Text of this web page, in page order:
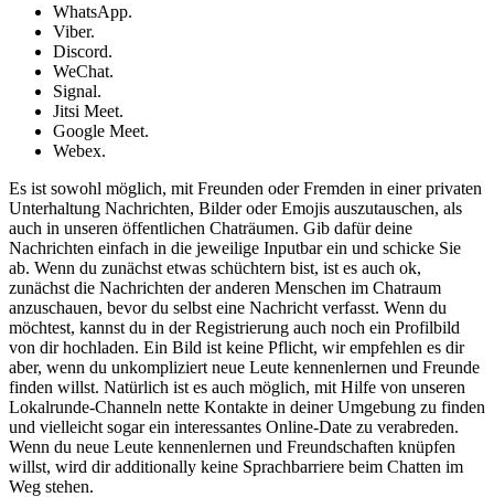
WhatsApp.
Viber.
Discord.
WeChat.
Signal.
Jitsi Meet.
Google Meet.
Webex.
Es ist sowohl möglich, mit Freunden oder Fremden in einer privaten
Unterhaltung Nachrichten, Bilder oder Emojis auszutauschen, als
auch in unseren öffentlichen Chaträumen. Gib dafür deine
Nachrichten einfach in die jeweilige Inputbar ein und schicke Sie
ab. Wenn du zunächst etwas schüchtern bist, ist es auch ok,
zunächst die Nachrichten der anderen Menschen im Chatraum
anzuschauen, bevor du selbst eine Nachricht verfasst. Wenn du
möchtest, kannst du in der Registrierung auch noch ein Profilbild
von dir hochladen. Ein Bild ist keine Pflicht, wir empfehlen es dir
aber, wenn du unkompliziert neue Leute kennenlernen und Freunde
finden willst. Natürlich ist es auch möglich, mit Hilfe von unseren
Lokalrunde-Channeln nette Kontakte in deiner Umgebung zu finden
und vielleicht sogar ein interessantes Online-Date zu verabreden.
Wenn du neue Leute kennenlernen und Freundschaften knüpfen
willst, wird dir additionally keine Sprachbarriere beim Chatten im
Weg stehen.